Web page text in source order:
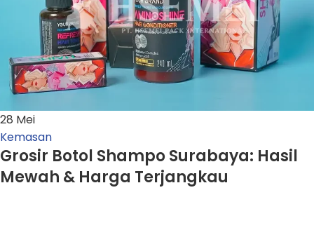
28 Mei
Kemasan
Grosir Botol Shampo Surabaya: Hasil
Mewah & Harga Terjangkau